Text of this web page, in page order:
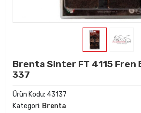
Brenta Sinter FT 4115 Fren
337
Ürün Kodu: 43137
Kategori: Brenta